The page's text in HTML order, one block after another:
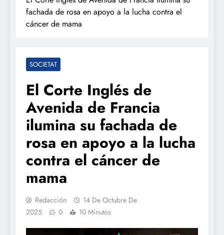
fachada de rosa en apoyo a la lucha contra el
cáncer de mama
SOCIETAT
El Corte Inglés de
Avenida de Francia
ilumina su fachada de
rosa en apoyo a la lucha
contra el cáncer de
mama
Redacción
14 De Octubre De
2025
0 10 Minutos